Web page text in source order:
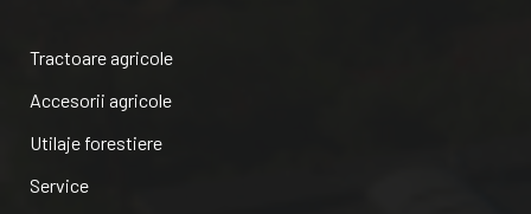
Tractoare agricole
Accesorii agricole
Utilaje forestiere
Service